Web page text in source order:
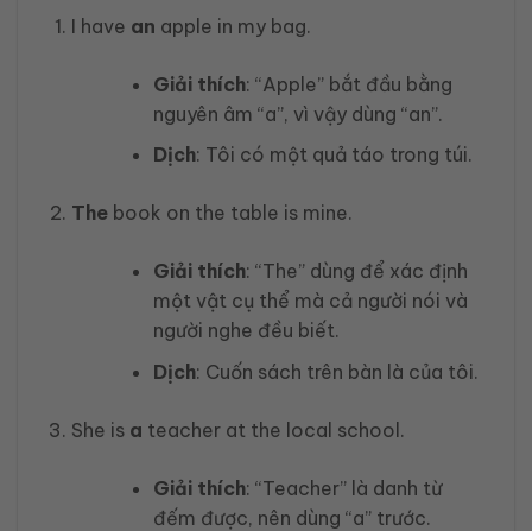
I have an apple in my bag.
Giải thích: “Apple” bắt đầu bằng
nguyên âm “a”, vì vậy dùng “an”.
Dịch: Tôi có một quả táo trong túi.
Thebook on the table is mine.
Giải thích: “The” dùng để xác định
một vật cụ thể mà cả người nói và
người nghe đều biết.
Dịch: Cuốn sách trên bàn là của tôi.
She is a teacher at the local school.
Giải thích: “Teacher” là danh từ
đếm được, nên dùng “a” trước.